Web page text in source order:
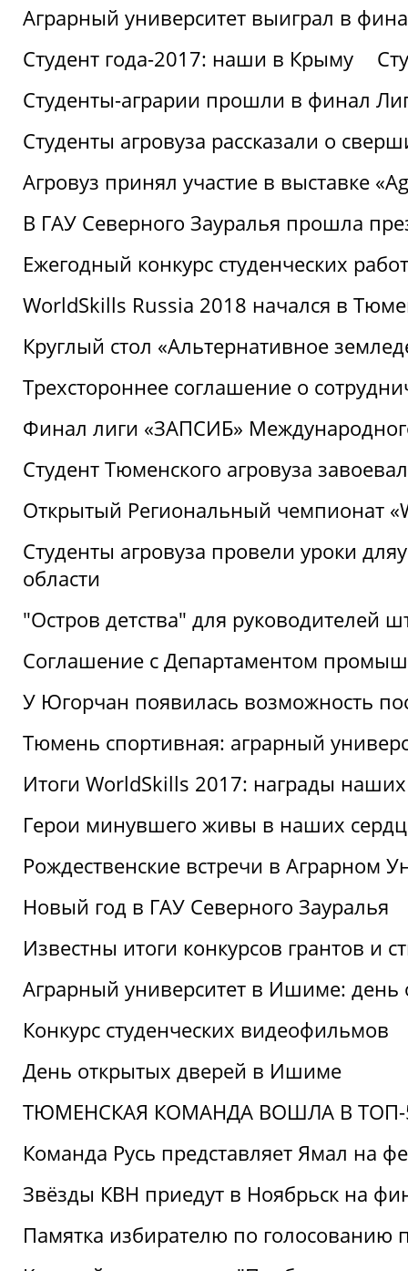
Аграрный университет выиграл в
Студент года-2017: наши в Крыму
Студенты-аграрии прошли в финал
Студенты агровуза рассказали о
Агровуз принял участие в выставке
В ГАУ Северного Зауралья прошла
Ежегодный конкурс студенческих
WorldSkills Russia 2018 начался в
Круглый стол «Альтернативное
Трехстороннее соглашение о
Финал лиги «ЗАПСИБ»
Студент Тюменского агровуза
Открытый Региональный чемпионат
Студенты агровуза провели уроки
области
"Остров детства" для руководителей
Соглашение с Департаментом
У Югорчан появилась возможность
Тюмень спортивная: аграрный
Итоги WorldSkills 2017: награды наших
Герои минувшего живы в наших
Рождественские встречи в Аграрном
Новый год в ГАУ Северного Зауралья
Известны итоги конкурсов грантов и
Аграрный университет в Ишиме: день
Конкурс студенческих видеофильмов
День открытых дверей в Ишиме
ТЮМЕНСКАЯ КОМАНДА ВОШЛА В ТОП-
Команда Русь представляет Ямал на
Звёзды КВН приедут в Ноябрьск на
Памятка избирателю по голосованию